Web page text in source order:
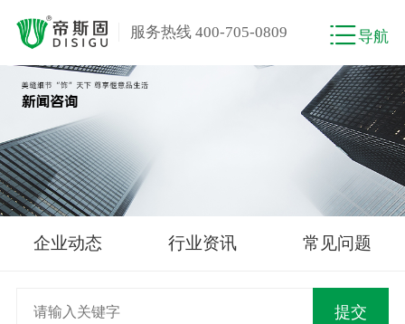
服务热线 400-705-0809 导航
企业动态 行业资讯 常见问题